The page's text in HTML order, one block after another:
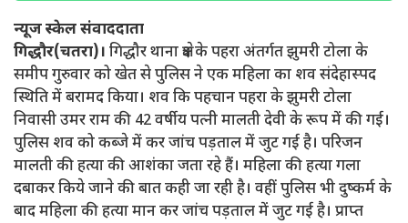
न्यूज स्केल संवाददाता
गिद्धौर(चतरा)। गिद्धौर थाना क्षेत्र के पहरा अंतर्गत झुमरी टोला के
समीप गुरुवार को खेत से पुलिस ने एक महिला का शव संदेहास्पद
स्थिति में बरामद किया। शव कि पहचान पहरा के झुमरी टोला
निवासी उमर राम की 42 वर्षीय पत्नी मालती देवी के रूप में की गई।
पुलिस शव को कब्जे में कर जांच पड़ताल में जुट गई है। परिजन
मालती की हत्या की आशंका जता रहे हैं। महिला की हत्या गला
दबाकर किये जाने की बात कही जा रही है। वहीं पुलिस भी दुष्कर्म के
बाद महिला की हत्या मान कर जांच पड़ताल में जुट गई है। प्राप्त